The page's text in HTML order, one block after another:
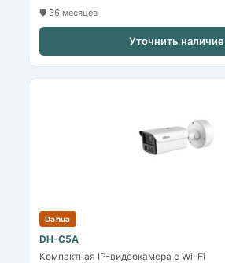
🛡️ 36 месяцев
Уточнить наличие
Dahua
DH-C5A
Компактная IP-видеокамера с Wi-Fi